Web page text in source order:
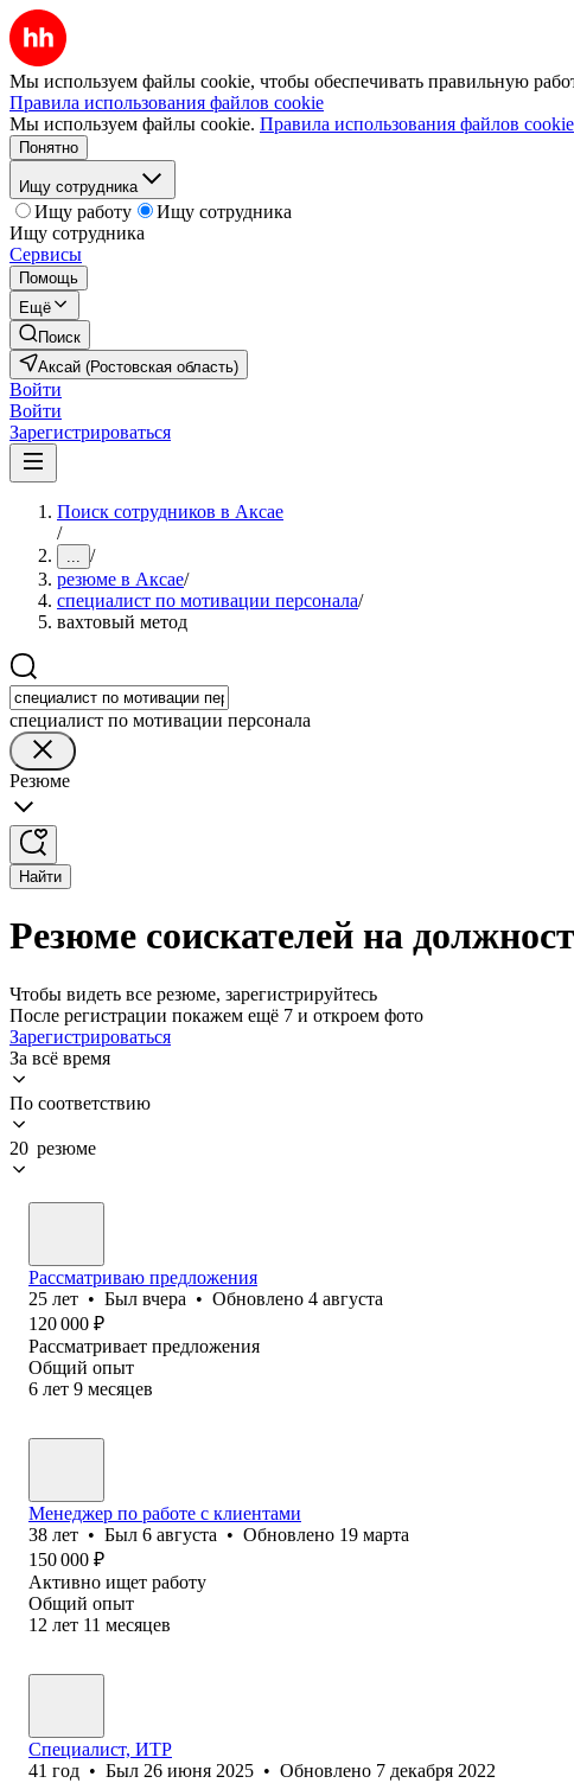
Мы используем файлы cookie, чтобы обеспечивать правильную
Правила использования файлов cookie
Мы используем файлы cookie. Правила использования файлов cookie
Понятно
Ищу сотрудника
Ищу работу
Ищу сотрудника
Ищу сотрудника
Сервисы
Помощь
Ещё
Поиск
Аксай (Ростовская область)
Войти
Войти
Зарегистрироваться
Поиск сотрудников в Аксае
/
... /
резюме в Аксае/
специалист по мотивации персонала/
вахтовый метод
специалист по мотивации персонала
Резюме
Найти
Резюме соискателей на
Чтобы видеть все резюме, зарегистрируйтесь
После регистрации покажем ещё 7 и откроем фото
Зарегистрироваться
За всё время
По соответствию
20 резюме
Рассматриваю предложения
25 лет • Был вчера • Обновлено 4 августа
120 000 ₽
Рассматривает предложения
Общий опыт
6 лет 9 месяцев
Менеджер по работе с клиентами
38 лет • Был 6 августа • Обновлено 19 марта
150 000 ₽
Активно ищет работу
Общий опыт
12 лет 11 месяцев
Специалист, ИТР
41 год • Был 26 июня 2025 • Обновлено 7 декабря 2022